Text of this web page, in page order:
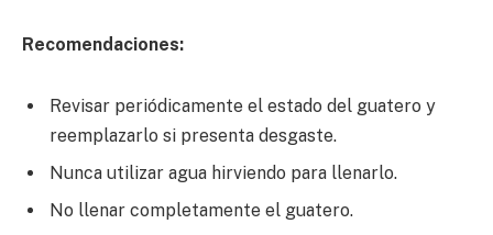
Recomendaciones:
Revisar periódicamente el estado del guatero y
reemplazarlo si presenta desgaste.
Nunca utilizar agua hirviendo para llenarlo.
No llenar completamente el guatero.